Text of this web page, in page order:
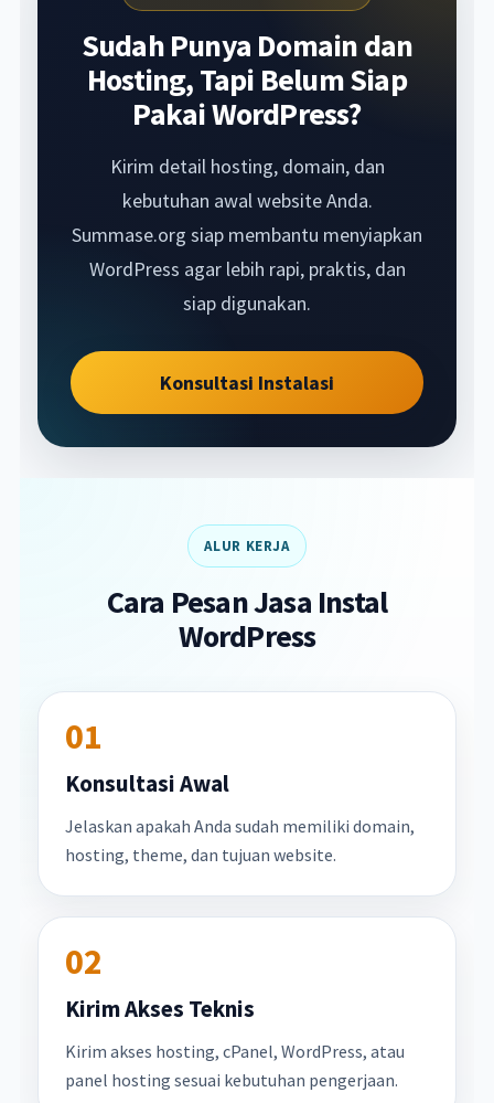
Sudah Punya Domain dan
Hosting, Tapi Belum Siap
Pakai WordPress?
Kirim detail hosting, domain, dan
kebutuhan awal website Anda.
Summase.org siap membantu menyiapkan
WordPress agar lebih rapi, praktis, dan
siap digunakan.
Konsultasi Instalasi
ALUR KERJA
Cara Pesan Jasa Instal
WordPress
01
Konsultasi Awal
Jelaskan apakah Anda sudah memiliki domain,
hosting, theme, dan tujuan website.
02
Kirim Akses Teknis
Kirim akses hosting, cPanel, WordPress, atau
panel hosting sesuai kebutuhan pengerjaan.